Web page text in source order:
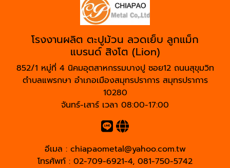
โรงงานผลิต ตะปูม้วน ลวดเย็บ ลูกแม็ก
แบรนด์ สิงโต (Lion)
852/1 หมู่ที่ 4 นิคมอุตสาหกรรมบางปู ซอย12 ถนนสุขุมวิท
ตำบลแพรกษา อำเภอเมืองสมุทรปราการ สมุทรปราการ
10280
จันทร์-เสาร์ เวลา 08:00-17:00
อีเมล : chiapaometal@yahoo.com.tw
โทรศัพท์ : 02-709-6921-4, 081-750-5742